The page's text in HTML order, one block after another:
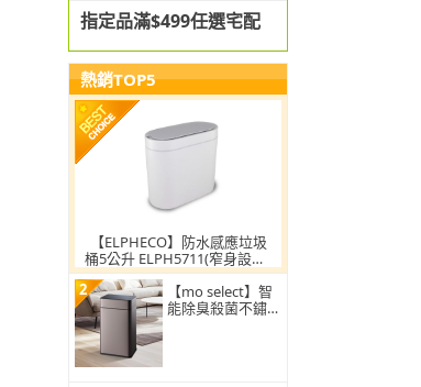
指定品滿$499任選宅配
熱銷TOP5
【ELPHECO】防水感應垃圾
桶5公升 ELPH5711(窄身設計/
小容量/小空間適用)
2
【mo select】智
能除臭殺菌不鏽鋼